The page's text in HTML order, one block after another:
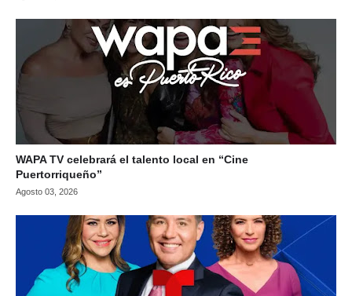
WAPA TV celebrará el talento local en “Cine
Puertorriqueño”
Agosto 03, 2026